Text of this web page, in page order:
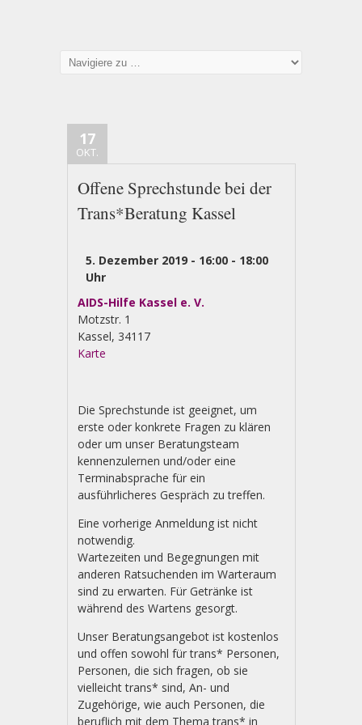
17
OKT.
Offene Sprechstunde bei der
Trans*Beratung Kassel
5. Dezember 2019 - 16:00 - 18:00
Uhr
AIDS-Hilfe Kassel e. V.
Motzstr. 1
Kassel, 34117
Karte
e.
V.
Die Sprechstunde ist geeignet, um
erste oder konkrete Fragen zu klären
oder um unser Beratungsteam
kennenzulernen und/oder eine
Terminabsprache für ein
ausführlicheres Gespräch zu treffen.
Eine vorherige Anmeldung ist nicht
notwendig.
Wartezeiten und Begegnungen mit
anderen Ratsuchenden im Warteraum
sind zu erwarten. Für Getränke ist
während des Wartens gesorgt.
Unser Beratungsangebot ist kostenlos
und offen sowohl für trans* Personen,
Personen, die sich fragen, ob sie
vielleicht trans* sind, An- und
Zugehörige, wie auch Personen, die
beruflich mit dem Thema trans* in